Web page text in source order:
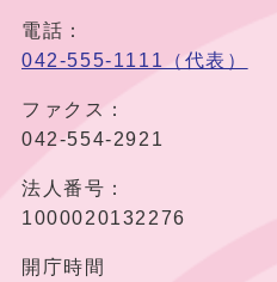
電話：
042-555-1111（代表）
ファクス：
042-554-2921
法人番号：
1000020132276
開庁時間